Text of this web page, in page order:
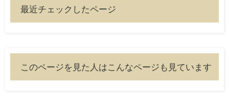
最近チェックしたページ
このページを見た人はこんなページも見ています